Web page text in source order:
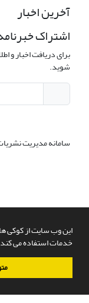
این وب سایت از کوکی ها
خدمات استفاده می
آخرین اخبار
اشتراک
برای دریافت اخبار و
شوید.
سامانه مدیریت